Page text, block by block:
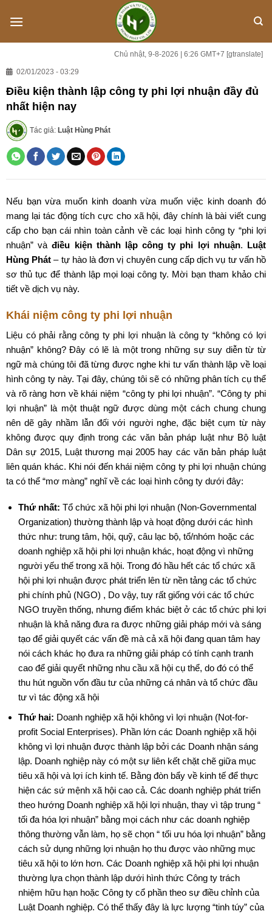
Chủ nhật, 9-8-2026 | 6:26 GMT+7 [gtranslate]
02/01/2023 - 03:29
Điều kiện thành lập công ty phi lợi nhuận đầy đủ
nhất hiện nay
Tác giả: Luật Hùng Phát
Nếu bạn vừa muốn kinh doanh vừa muốn việc kinh doanh đó
mang lại tác động tích cực cho xã hội, đây chính là bài viết cung
cấp cho bạn cái nhìn toàn cảnh về các loại hình công ty “phi lợi
nhuận” vàđiều kiện thành lập công ty phi lợi nhuận. Luật
Hùng Phát – tự hào là đơn vị chuyên cung cấp dịch vụ tư vấn hồ
sơ thủ tục để thành lập mọi loại công ty. Mời bạn tham khảo chi
tiết về dịch vụ này.
Khái niệm công ty phi lợi nhuận
Liệu có phải rằng công ty phi lợi nhuận là công ty “không có lợi
nhuận” không? Đây có lẽ là một trong những sự suy diễn từ từ
ngữ mà chúng tôi đã từng được nghe khi tư vấn thành lập về loại
hình công ty này. Tại đây, chúng tôi sẽ có những phân tích cụ thể
và rõ ràng hơn về khái niệm “công ty phi lợi nhuận”. “Công ty phi
lợi nhuận” là một thuật ngữ được dùng một cách chung chung
nên dẽ gây nhầm lẫn đối với người nghe, đặc biệt cụm từ này
không được quy định trong các văn bản pháp luật như Bộ luật
Dân sự 2015, Luật thương mại 2005 hay các văn bản pháp luật
liên quán khác. Khi nói đến khái niệm công ty phi lợi nhuận chúng
ta có thể “mơ màng” nghĩ về các loại hình công ty dưới đây:
Thứ nhất: Tổ chức xã hội phi lợi nhuận (Non-Governmental
Organization) thường thành lập và hoạt động dưới các hình
thức như: trung tâm, hội, quỹ, câu lạc bộ, tổ/nhóm hoặc các
doanh nghiệp xã hội phi lợi nhuận khác, hoạt động vì những
người yếu thế trong xã hội. Trong đó hầu hết các tổ chức xã
hội phi lợi nhuận được phát triển lên từ nền tảng các tổ chức
phi chính phủ (NGO) , Do vậy, tuy rất giống với các tổ chức
NGO truyền thống, nhưng điểm khác biệt ở các tổ chức phi lợi
nhuận là khả năng đưa ra được những giải pháp mới và sáng
tạo để giải quyết các vấn đề mà cả xã hội đang quan tâm hay
nói cách khác họ đưa ra những giải pháp có tính cạnh tranh
cao để giải quyết những nhu cầu xã hội cụ thể, do đó có thể
thu hút nguồn vốn đầu tư của những cá nhân và tổ chức đầu
tư vì tác động xã hội
Thứ hai: Doanh nghiệp xã hội không vì lợi nhuận (Not-for-
profit Social Enterprises). Phần lớn các Doanh nghiệp xã hội
không vì lợi nhuận được thành lập bởi các Doanh nhận sáng
lập. Doanh nghiệp này có một sự liên kết chặt chẽ giữa mục
tiêu xã hội và lợi ích kinh tế. Bằng đòn bẩy về kinh tế để thực
hiện các sứ mệnh xã hội cao cả. Các doanh nghiệp phát triển
theo hướng Doanh nghiệp xã hội lợi nhuận, thay vì tập trung “
tối đa hóa lợi nhuận” bằng mọi cách như các doanh nghiệp
thông thường vẫn làm, họ sẽ chọn “ tối ưu hóa lợi nhuận” bằng
cách sử dụng những lợi nhuận họ thu được vào những mục
tiêu xã hội to lớn hơn. Các Doanh nghiệp xã hội phi lợi nhuận
thường lựa chọn thành lập dưới hình thức Công ty trách
nhiệm hữu hạn hoặc Công ty cổ phần theo sự điều chỉnh của
Luật Doanh nghiệp. Có thể thấy đây là lực lượng “tinh túy” của